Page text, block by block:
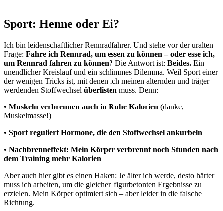
Sport: Henne oder Ei?
Ich bin leidenschaftlicher Rennradfahrer. Und stehe vor der uralten
Frage: Fahre ich Rennrad, um essen zu können – oder esse ich,
um Rennrad fahren zu können? Die Antwort ist: Beides. Ein
unendlicher Kreislauf und ein schlimmes Dilemma. Weil Sport einer
der wenigen Tricks ist, mit denen ich meinen alternden und träger
werdenden Stoffwechsel überlisten muss. Denn:
• Muskeln verbrennen auch in Ruhe Kalorien (danke,
Muskelmasse!)
• Sport reguliert Hormone, die den Stoffwechsel ankurbeln
• Nachbrenneffekt: Mein Körper verbrennt noch Stunden nach
dem Training mehr Kalorien
Aber auch hier gibt es einen Haken: Je älter ich werde, desto härter
muss ich arbeiten, um die gleichen figurbetonten Ergebnisse zu
erzielen. Mein Körper optimiert sich – aber leider in die falsche
Richtung.